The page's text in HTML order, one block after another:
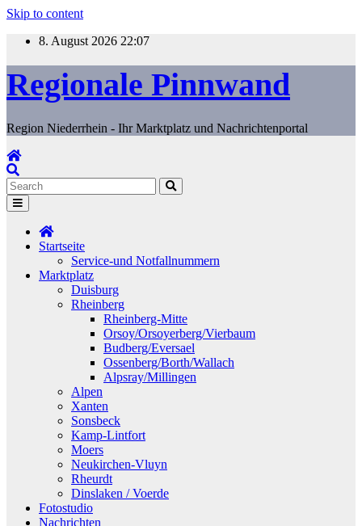
Skip to content
8. August 2026 22:07
Regionale Pinnwand
Region Niederrhein - Ihr Marktplatz und Nachrichtenportal
Startseite
Service-und Notfallnummern
Marktplatz
Duisburg
Rheinberg
Rheinberg-Mitte
Orsoy/Orsoyerberg/Vierbaum
Budberg/Eversael
Ossenberg/Borth/Wallach
Alpsray/Millingen
Alpen
Xanten
Sonsbeck
Kamp-Lintfort
Moers
Neukirchen-Vluyn
Rheurdt
Dinslaken / Voerde
Fotostudio
Nachrichten